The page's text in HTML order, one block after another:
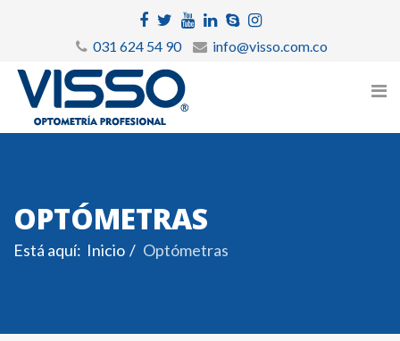
031 624 54 90 info@visso.com.co
OPTÓMETRAS
Está aquí: Inicio Optómetras